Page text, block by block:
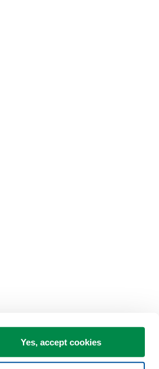
Yes, accept cookies